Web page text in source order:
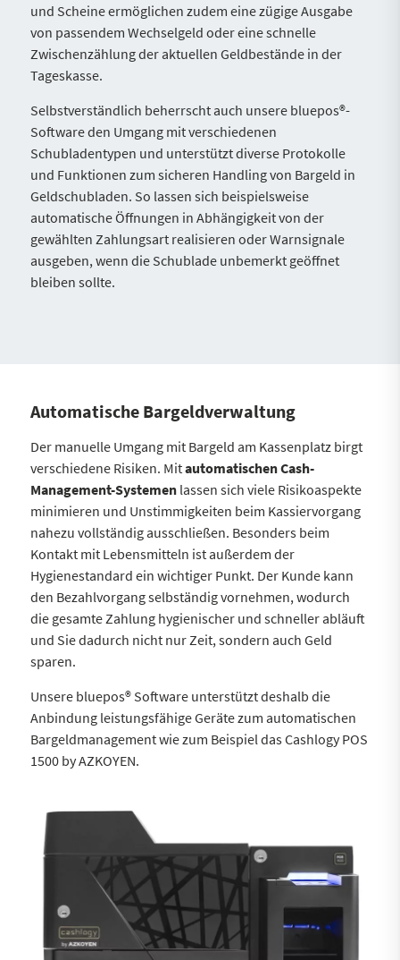
und Scheine ermöglichen zudem eine zügige Ausgabe
von passendem Wechselgeld oder eine schnelle
Zwischenzählung der aktuellen Geldbestände in der
Tageskasse.
Selbstverständlich beherrscht auch unsere bluepos®-
Software den Umgang mit verschiedenen
Schubladentypen und unterstützt diverse Protokolle
und Funktionen zum sicheren Handling von Bargeld in
Geldschubladen. So lassen sich beispielsweise
automatische Öffnungen in Abhängigkeit von der
gewählten Zahlungsart realisieren oder Warnsignale
ausgeben, wenn die Schublade unbemerkt geöffnet
bleiben sollte.
Automatische Bargeldverwaltung
Der manuelle Umgang mit Bargeld am Kassenplatz birgt
verschiedene Risiken. Mitautomatischen Cash-
Management-Systemenlassen sich viele Risikoaspekte
minimieren und Unstimmigkeiten beim Kassiervorgang
nahezu vollständig ausschließen. Besonders beim
Kontakt mit Lebensmitteln ist außerdem der
Hygienestandard ein wichtiger Punkt. Der Kunde kann
den Bezahlvorgang selbständig vornehmen, wodurch
die gesamte Zahlung hygienischer und schneller abläuft
und Sie dadurch nicht nur Zeit, sondern auch Geld
sparen.
Unsere bluepos® Software unterstützt deshalb die
Anbindung leistungsfähige Geräte zum automatischen
Bargeldmanagement wie zum Beispiel das Cashlogy POS
1500 by AZKOYEN.